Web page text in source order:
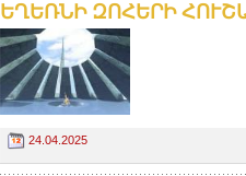
ԵՂԵՌՆԻ ԶՈՀԵՐԻ
24.04.2025